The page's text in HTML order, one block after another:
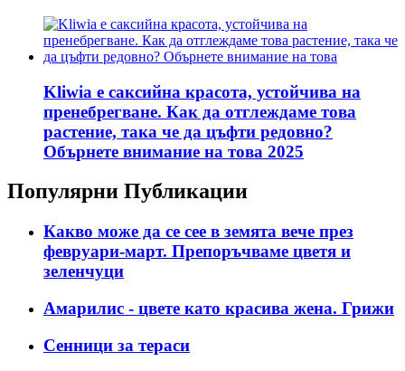
Kliwia е саксийна красота, устойчива на
пренебрегване. Как да отглеждаме това
растение, така че да цъфти редовно?
Обърнете внимание на това 2025
Популярни Публикации
Какво може да се сее в земята вече през
февруари-март. Препоръчваме цветя и
зеленчуци
Амарилис - цвете като красива жена. Грижи
Сенници за тераси